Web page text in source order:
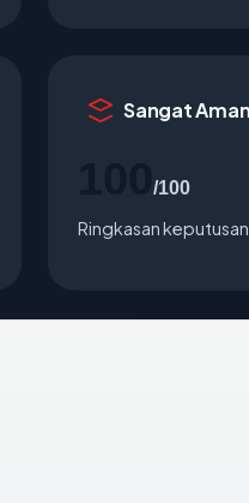
Sangat Aman
/100
Ringkasan keputusan